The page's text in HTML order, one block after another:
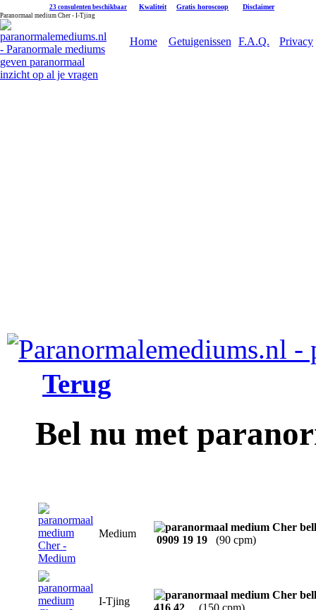
23 consulenten beschikbaar Kwaliteit Gratis horoscoop Disclaimer
Paranormaal medium Cher - I-Tjing
Home Getuigenissen F.A.Q. Privacy
Terug
Bel nu met
Medium
0909 19 19 (90 cpm)
I-Tjing